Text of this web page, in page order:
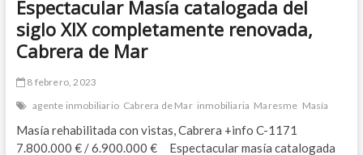
Espectacular Masía catalogada del
siglo XIX completamente renovada,
Cabrera de Mar
8 febrero, 2023
agente inmobiliario Cabrera de Mar inmobiliaria Maresme Masía
Masía rehabilitada con vistas, Cabrera +info C-1171
7.800.000 € / 6.900.000 € Espectacular masía catalogada